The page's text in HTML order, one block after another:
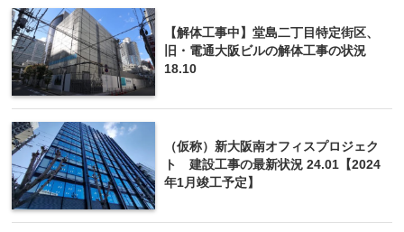
【解体工事中】堂島二丁目特定街区、
旧・電通大阪ビルの解体工事の状況
18.10
（仮称）新大阪南オフィスプロジェク
ト 建設工事の最新状況 24.01【2024
年1月竣工予定】